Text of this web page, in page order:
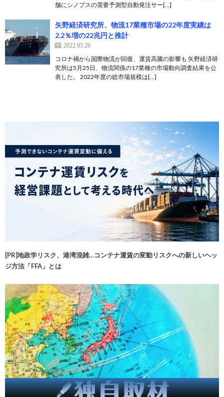
舗にシノプスの需要予測型自動発注サー[…]
矢野経済研究所、物流17業種市場の22年度実績は
2.2％増の22兆円と推計
2022.05.26
コロナ禍から国際物流が回復、運賃高騰の影響も 矢野経済研
究所は5月25日、物流関係の17業種の市場動向調査結果を公
表した。 2022年度の総市場規模は[…]
[PR]地政学リスク、港湾混雑…コンテナ運賃の変動リスクへの新しいヘッ
ジ方法「FFA」とは